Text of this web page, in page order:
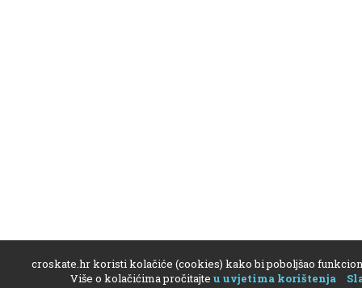
croskate.hr koristi kolačiće (cookies) kako bi poboljšao
Više o kolačićima pročitajte u uvjetima korištenja